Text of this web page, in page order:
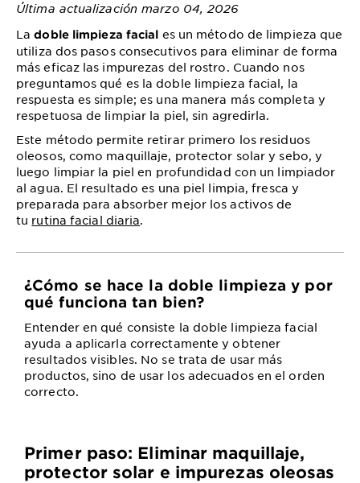
Última actualización marzo 04, 2026
Ladoble limpieza facial es un método de limpieza que
utiliza dos pasos consecutivos para eliminar de forma
más eficaz las impurezas del rostro. Cuando nos
preguntamos qué es la doble limpieza facial, la
respuesta es simple; es una manera más completa y
respetuosa de limpiar la piel, sin agredirla.
Este método permite retirar primero los residuos
oleosos, como maquillaje, protector solar y sebo, y
luego limpiar la piel en profundidad con un limpiador
al agua. El resultado es una piel limpia, fresca y
preparada para absorber mejor los activos de
tu rutina facial diaria.
¿Cómo se hace la doble limpieza y por
qué funciona tan bien?
Entender en qué consiste la doble limpieza facial
ayuda a aplicarla correctamente y obtener
resultados visibles. No se trata de usar más
productos, sino de usar los adecuados en el orden
correcto.
Primer paso: Eliminar maquillaje,
protector solar e impurezas oleosas